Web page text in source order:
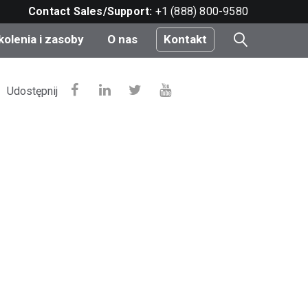
Contact Sales/Support: +1 (888) 800-9580
i zasoby O nas Kontakt
Udostępnij